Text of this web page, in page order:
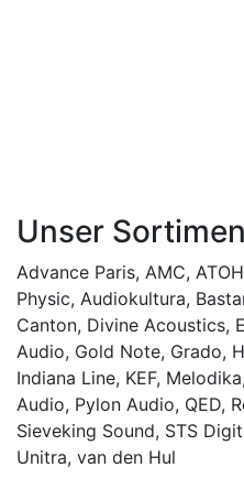
Unser
Advance Paris, AMC,
Physic, Audiokultura,
Canton, Divine Acoustics,
Audio, Gold Note, Grado,
Indiana Line, KEF, Melodika,
Audio, Pylon Audio, QED,
Sieveking Sound, STS
Unitra, van den Hul